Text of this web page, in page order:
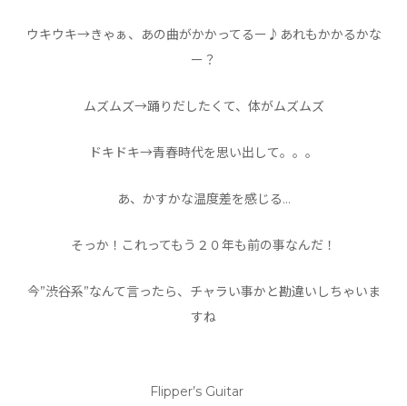
ウキウキ→きゃぁ、あの曲がかかってるー♪あれもかかるかな
ー？
ムズムズ→踊りだしたくて、体がムズムズ
ドキドキ→青春時代を思い出して。。。
あ、かすかな温度差を感じる…
そっか！これってもう２０年も前の事なんだ！
今”渋谷系”なんて言ったら、チャラい事かと勘違いしちゃいま
すね
Flipper’s Guitar